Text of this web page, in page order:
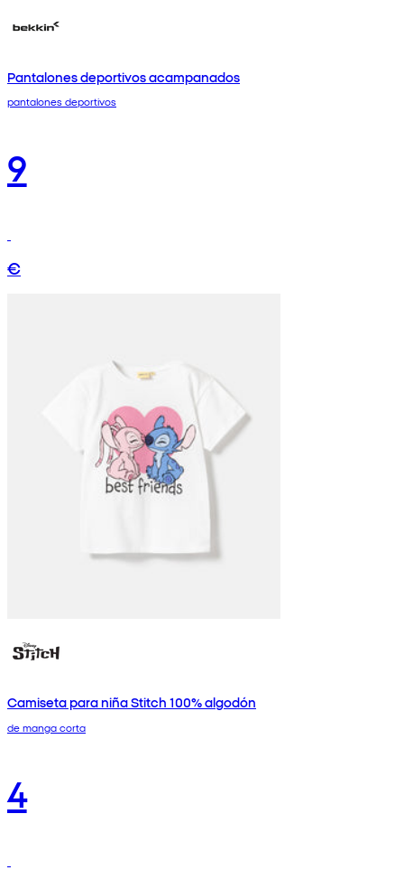
Pantalones deportivos acampanados
pantalones deportivos
9
€
Camiseta para niña Stitch 100% algodón
de manga corta
4